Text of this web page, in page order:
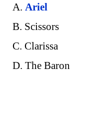
A. Ariel
B. Scissors
C. Clarissa
D. The Baron